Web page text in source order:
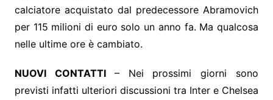
calciatore acquistato dal predecessore Abramovich
per 115 milioni di euro solo un anno fa. Ma qualcosa
nelle ultime ore è cambiato.
NUOVI CONTATTI – Nei prossimi giorni sono
previsti infatti ulteriori discussioni tra Inter e Chelsea